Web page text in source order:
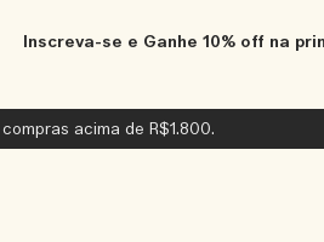
Inscreva-se e Ganhe 10% off na
acima de R$1.800.